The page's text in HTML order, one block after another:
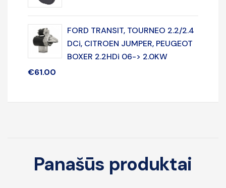
FORD TRANSIT, TOURNEO 2.2/2.4
DCi, CITROEN JUMPER, PEUGEOT
BOXER 2.2HDi 06-> 2.0KW
€61.00
Panašūs produktai